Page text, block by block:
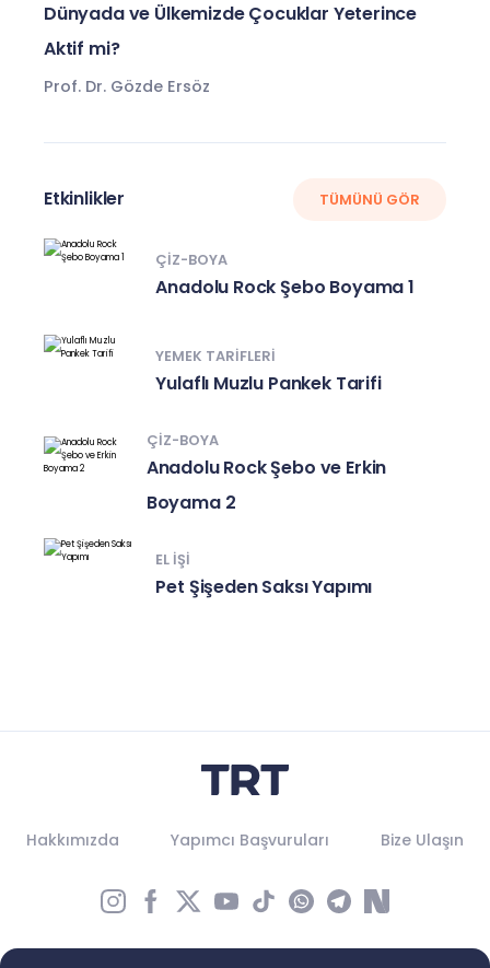
Dünyada ve Ülkemizde Çocuklar Yeterince
Aktif mi?
Prof. Dr. Gözde Ersöz
Etkinlikler TÜMÜNÜ GÖR
ÇIZ-BOYA
Anadolu Rock Şebo Boyama 1
YEMEK TARIFLERI
Yulaflı Muzlu Pankek Tarifi
ÇIZ-BOYA
Anadolu Rock Şebo ve Erkin
Boyama 2
EL IŞI
Pet Şişeden Saksı Yapımı
Hakkımızda Yapımcı Başvuruları Bize Ulaşın